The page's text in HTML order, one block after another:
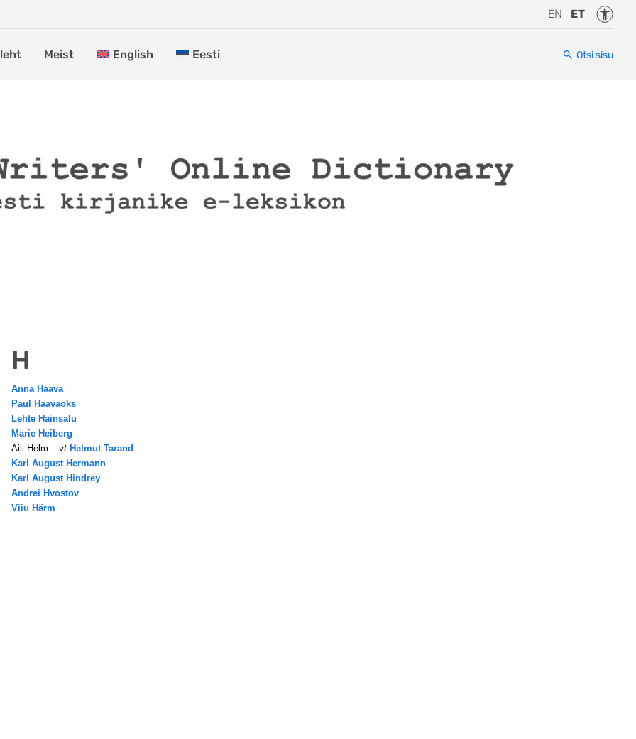
EN ET
Meist English Eesti Otsi sisu
H
Anna Haava
Paul Haavaoks
Lehte Hainsalu
Marie Heiberg
Aili Helm – vt Helmut Tarand
Karl August Hermann
Karl August Hindrey
Andrei Hvostov
Viiu Härm